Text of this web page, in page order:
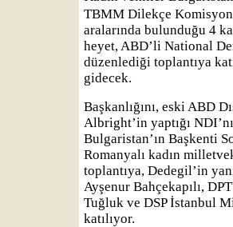
TBMM Dilekçe
aralarında bulunduğu 4
heyet, ABD’li National
düzenlediği toplantıya
gidecek.
Başkanlığını, eski ABD
Albright’in yaptığı
Bulgaristan’ın Başkenti
Romanyalı kadın
toplantıya, Dedegil’in
Ayşenur Bahçekapılı,
Tuğluk ve DSP İstanbul
katılıyor.